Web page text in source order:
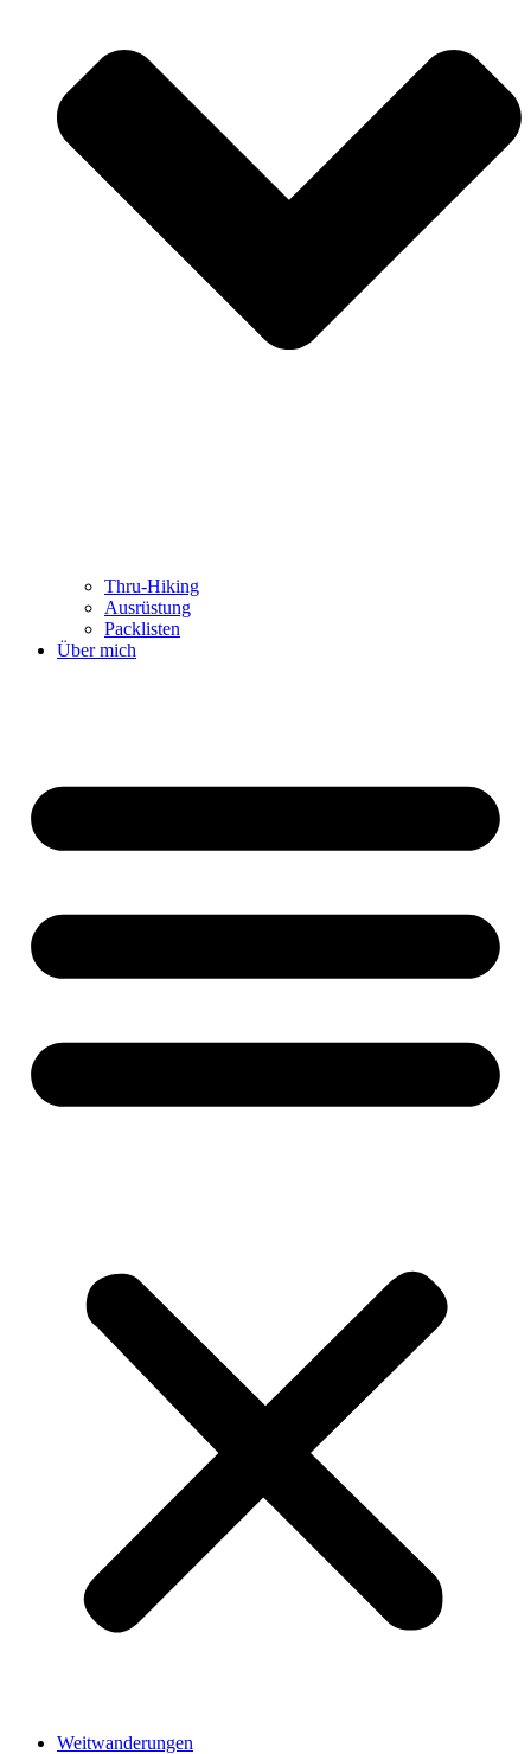
Thru-Hiking
Ausrüstung
Packlisten
Über mich
Weitwanderungen